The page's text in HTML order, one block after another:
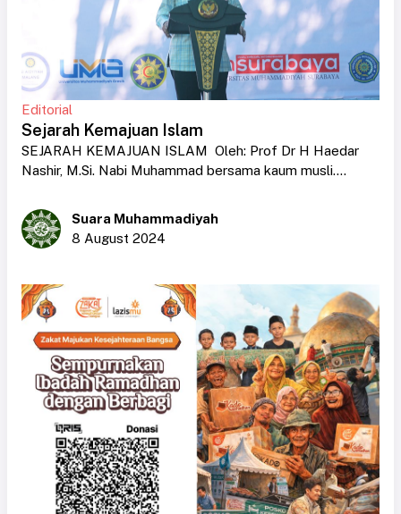
Editorial
Sejarah Kemajuan Islam
SEJARAH KEMAJUAN ISLAM Oleh: Prof Dr H Haedar
Nashir, M.Si. Nabi Muhammad bersama kaum musli....
Suara Muhammadiyah
8 August 2024